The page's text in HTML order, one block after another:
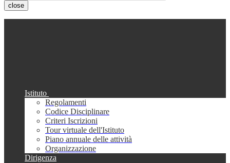
close
Istituto
Regolamenti
Codice Disciplinare
Criteri Iscrizioni
Tour virtuale dell'Istituto
Piano annuale delle attività
Organizzazione
Dirigenza